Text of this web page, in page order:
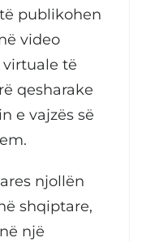
publikohen
video
virtuale të
qesharake
e vajzës së
njollën
shqiptare,
një